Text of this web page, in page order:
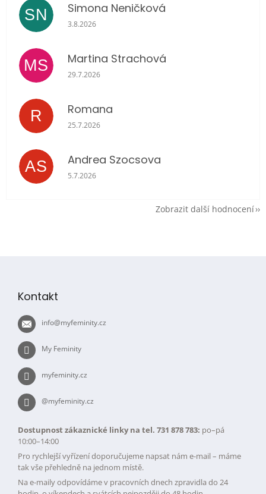
SN Simona Neničková
Hodnocení obchodu je 5 z 5 hvězdiček.
3.8.2026
MS Martina Strachová
Hodnocení obchodu je 5 z 5 hvězdiček.
29.7.2026
R Romana
Hodnocení obchodu je 5 z 5 hvězdiček.
25.7.2026
AS Andrea Szocsova
Hodnocení obchodu je 5 z 5 hvězdiček.
5.7.2026
Zobrazit další hodnocení
Kontakt
info@myfeminity.cz
My Feminity
myfeminity.cz
@myfeminity.cz
Dostupnost zákaznické linky na tel. 731 878 783: po–pá
10:00–14:00
Pro rychlejší vyřízení doporučujeme napsat nám e-mail – máme
tak vše přehledně na jednom místě.
Na e-maily odpovídáme v pracovních dnech zpravidla do 24